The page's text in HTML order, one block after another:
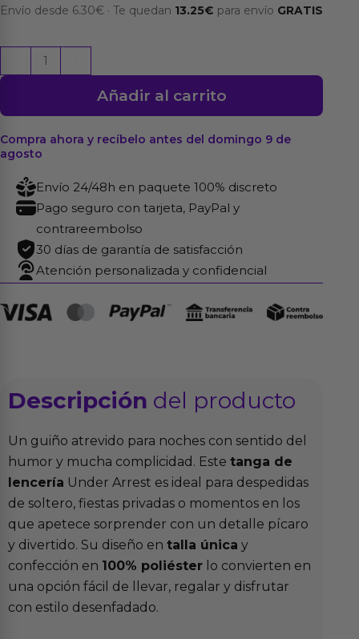
Envío desde 6.30€ · Te quedan 13.25€ para envío GRATIS
Under
Talla
Única
cantidad
Añadir al carrito
Compra ahora y recíbelo antes del domingo 9 de
agosto
Envío 24/48h en paquete 100% discreto
Pago seguro con tarjeta, PayPal y
contrareembolso
30 días de garantía de satisfacción
Atención personalizada y confidencial
Descripción del producto
Un guiño atrevido para noches con sentido del
humor y mucha complicidad. Este tanga de
lencería Under Arrest es ideal para despedidas
de soltero, fiestas privadas o momentos en los
que apetece sorprender con un detalle pícaro
y divertido. Su diseño en talla única y
confección en 100% poliéster lo convierten en
una opción fácil de llevar, regalar y disfrutar
con estilo desenfadado.